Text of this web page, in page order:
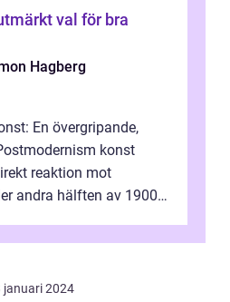
val för bra
Hagberg
En övergripande,
konst
reaktion mot
andra hälften av 1900-
januari 2024